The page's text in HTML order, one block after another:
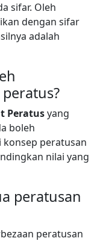
sifar. Oleh
dengan sifar
adalah
Peratusyang
boleh
peratusan
nilai yang
peratusan
peratusan